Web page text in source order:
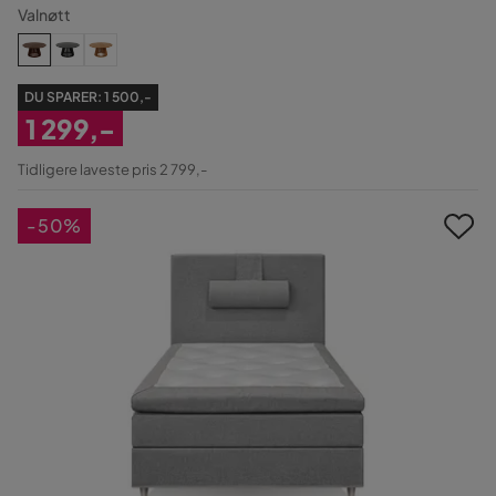
Valnøtt
DU SPARER: 1 500,-
Nedsatt
1 299,-
Tidligere laveste pris 2 799,-
-50%